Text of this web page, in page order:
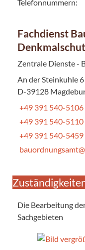
Telefonnummern:
Fachdienst
Zentrale Dienste -
An der Steinkuhle 6
D-39128
+49 391 540-5106
+49 391 540-5110
+49 391 540-5459
Die Bearbeitung
Sachgebieten